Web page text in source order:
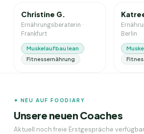
Christine G.
Ernährungsberaterin ·
Frankfurt
Muskelaufbau lean
Fitnessernährung
Berlin
✦ NEU AUF FOODIARY
Unsere neuen Coaches
Aktuell noch freie Erstgespräche